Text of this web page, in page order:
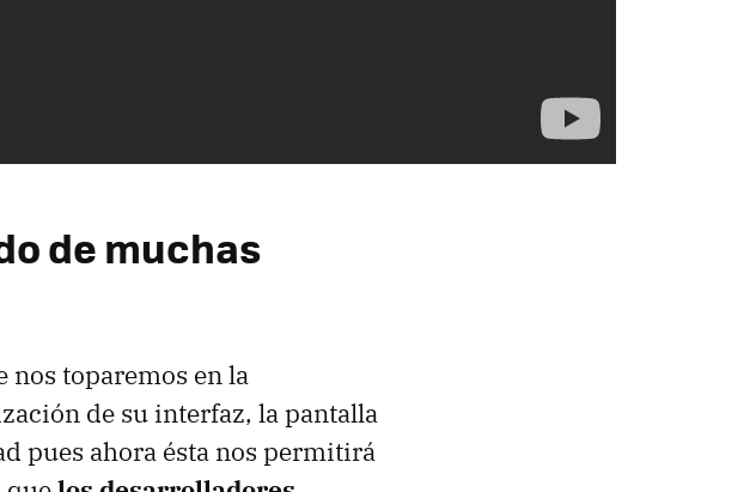
de muchas
nos toparemos en la
de su interfaz, la pantalla
pues ahora ésta nos permitirá